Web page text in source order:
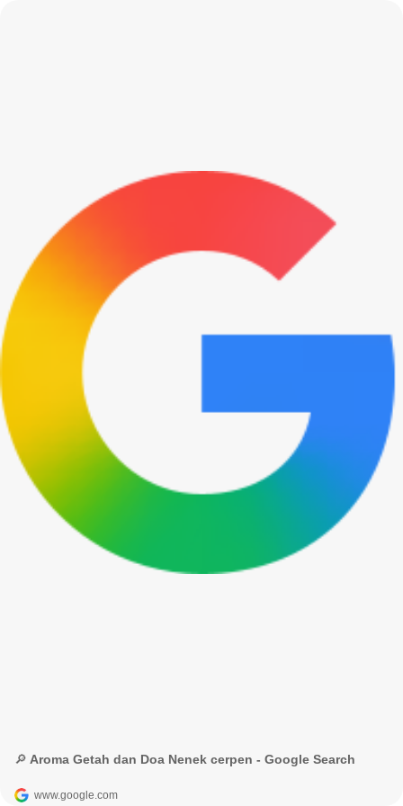
🔎 Aroma Getah dan Doa Nenek cerpen - Google Search
www.google.com